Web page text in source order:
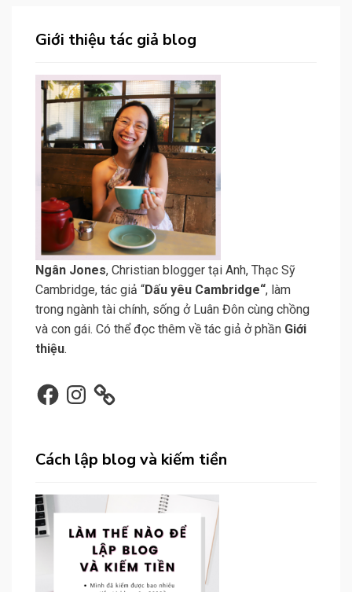
Giới thiệu tác giả blog
N gân Jones, Christian blogger tại Anh, Thạc Sỹ
Cambridge, tác giả “Dấu yêu Cambridge“, làm
trong ngành tài chính, sống ở Luân Đôn cùng chồng
và con gái. Có thể đọc thêm về tác giả ở phần Giới
thiệu.
FacebookInstagram
Cách lập blog và kiếm tiền